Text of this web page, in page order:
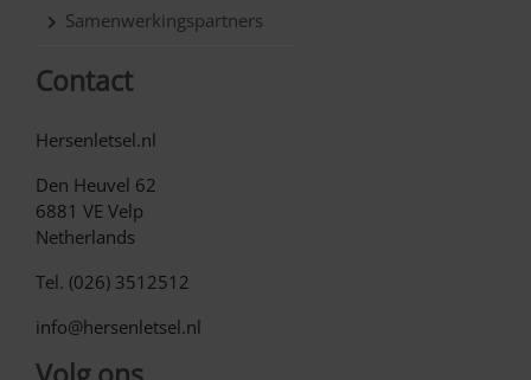
Samenwerkingspartners
Contact
Hersenletsel.nl
Den Heuvel 62
6881 VE Velp
Netherlands
Tel. (026) 3512512
info@hersenletsel.nl